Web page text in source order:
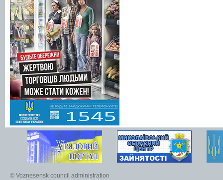
© Voznesensk council administration